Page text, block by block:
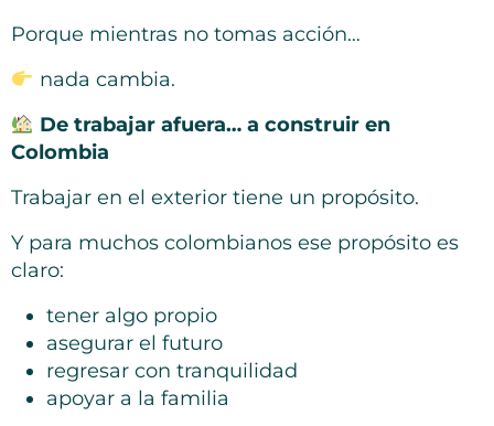
Porque mientras no tomas acción…
nada cambia.
De trabajar afuera… a construir en
Colombia
Trabajar en el exterior tiene un propósito.
Y para muchos colombianos ese propósito es
claro:
tener algo propio
asegurar el futuro
regresar con tranquilidad
apoyar a la familia